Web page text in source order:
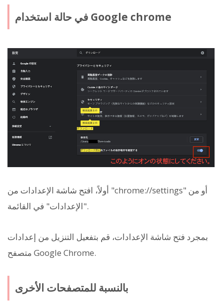
في حالة استخدام Google chrome
أولاً، افتح شاشة الإعدادات من "chrome://settings" أو من
"الإعدادات" في القائمة.
بمجرد فتح شاشة الإعدادات، قم بتفعيل التنزيل من إعدادات
متصفح Google Chrome.
بالنسبة للمتصفحات الأخرى